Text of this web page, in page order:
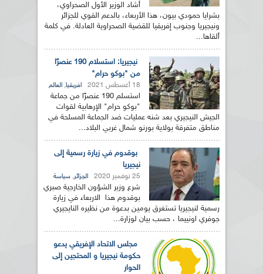
أشاد الوزير الأول الصحراوي،
بشرايا حمودي بيون، هذا الأربعاء، بالدعم القوي للجزائر
ونيجيريا وجنوب إفريقيا للقضية الصحراوية العادلة. في كلمة
ألقاها...
نيجيريا: استسلام 190 عنصرًا
من "بوكو حرام"
18 أغسطس 2021 افريقيا, العالم
استسلم 190 عنصرًا من جماعة
"بوكو حرام" الإرهابية لقوات
الجيش النيجيري بعد شنه عمليات ضد الجماعة المسلحة في
مناطق متفرقة بولاية بورنو شمال غربي البلاد...
بوقدوم في زيارة رسمية إلى
نيجيريا
25 نوفمبر 2020 الجزائر, سياسة
شرع وزير الشؤون الخارجية صبري
بوقدوم هذا الاربعاء في زيارة
رسمية لنيجيريا تستغرق يومين بدعوة من نظيره النايجيري
جوفري اونييما ، حسب بيان لوزارة...
مجلس الاتحاد الإفريقي يدعو
حكومة نيجيريا و المحتجين إلى
الحوار